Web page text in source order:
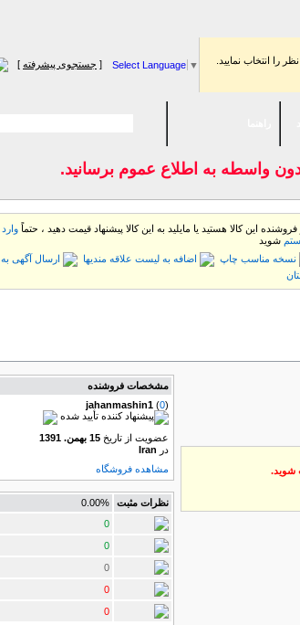
را انتخاب نماييد. Select Language ▼
[ جستجوی پیشرفته ]
واسطه به اطلاع عموم برسانيد.
فروشنده این كالا هستید یا مایلید به این كالا پیشنهاد قیمت دهید ، حتماً وارد
شوید
نسخه مناسب چاپ
اضافه به لیست علاقه مندیها
ارسال آگهی به
شوید.
مشخصات فروشنده
jahanmashin1 (0)
عضویت از تاریخ 15 بهمن. 1391
در Iran
مشاهده فروشگاه
نظرات مثبت
0.00%
0
0
0
0
0